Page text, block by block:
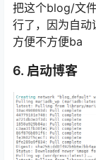
把这个blog/文
行了，因为自动
方便不方便ba
6. 启动博客